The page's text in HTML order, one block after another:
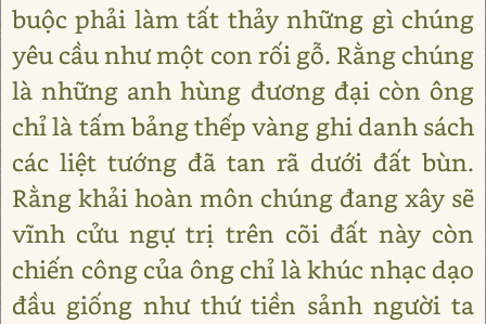
buộc phải làm tất thảy những gì chúng
yêu cầu như một con rối gỗ. Rằng chúng
là những anh hùng đương đại còn ông
chỉ là tấm bảng thếp vàng ghi danh sách
các liệt tướng đã tan rã dưới đất bùn.
Rằng khải hoàn môn chúng đang xây sẽ
vĩnh cửu ngự trị trên cõi đất này còn
chiến công của ông chỉ là khúc nhạc dạo
đầu giống như thứ tiền sảnh người ta